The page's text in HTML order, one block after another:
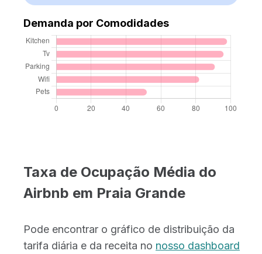
Demanda por Comodidades
Taxa de Ocupação Média do
Airbnb em Praia Grande
Pode encontrar o gráfico de distribuição da
tarifa diária e da receita no nosso dashboard